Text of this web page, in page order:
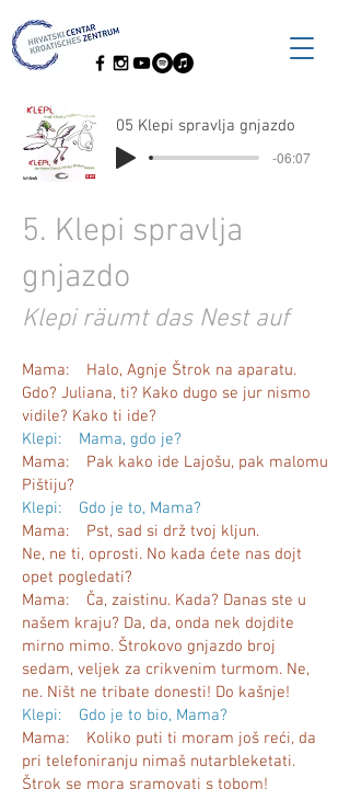
05 Klepi spravlja gnjazdo
-06:07
5. Klepi spravlja
gnjazdo
Klepi räumt das Nest auf
Mama: Halo, Agnje Štrok na aparatu.
Gdo? Juliana, ti? Kako dugo se jur nismo
vidile? Kako ti ide?
Klepi: Mama, gdo je?
Mama: Pak kako ide Lajošu, pak malomu
Pištiju?
Klepi: Gdo je to, Mama?
Mama: Pst, sad si drž tvoj kljun.
Ne, ne ti, oprosti. No kada ćete nas dojt
opet pogledati?
Mama: Ča, zaistinu. Kada? Danas ste u
našem kraju? Da, da, onda nek dojdite
mirno mimo. Štrokovo gnjazdo broj
sedam, veljek za crikvenim turmom. Ne,
ne. Ništ ne tribate donesti! Do kašnje!
Klepi: Gdo je to bio, Mama?
Mama: Koliko puti ti moram još reći, da
pri telefoniranju nimaš nutarbleketati.
Štrok se mora sramovati s tobom!